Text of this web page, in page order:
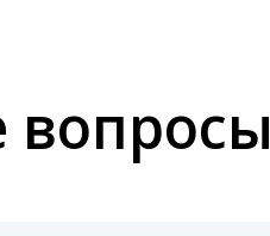
вопросы